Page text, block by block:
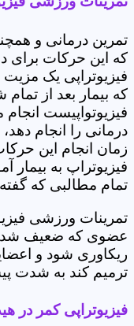
تمرین درمانی و
که این حرکات برای
فیزیوتراپی یک
که بیمار بعد از
فیزیوتواپیست
درمانی را انجام
زمان انجام این
فیزیوتراپ به
تمام مطالبی که
تمرینات ورزشی
عضوی که ضعیف
ریکاوری شود و
ترمیم کند به شدت
فیزیوتراپی کمر در